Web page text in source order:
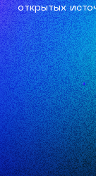
открытых